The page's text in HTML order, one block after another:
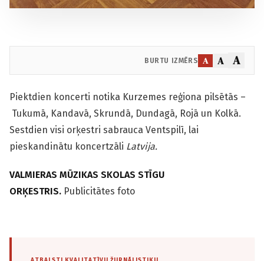
BURTU IZMĒRS A A A
Piektdien koncerti notika Kurzemes reģiona pilsētās –
Tukumā, Kandavā, Skrundā, Dundagā, Rojā un Kolkā.
Sestdien visi orķestri sabrauca Ventspilī, lai
pieskandinātu koncertzāli Latvija.
VALMIERAS MŪZIKAS SKOLAS STĪGU
ORĶESTRIS. Publicitātes foto